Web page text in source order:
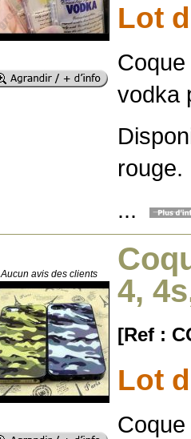
Lot
vodka
rouge.
...
Aucun avis des clients
4,
[Ref :
Lot